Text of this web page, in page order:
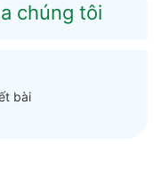
chúng tôi
bài